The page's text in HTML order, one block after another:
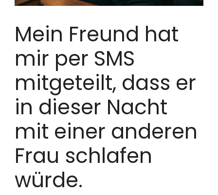
Mein Freund hat
mir per SMS
mitgeteilt, dass er
in dieser Nacht
mit einer anderen
Frau schlafen
würde.